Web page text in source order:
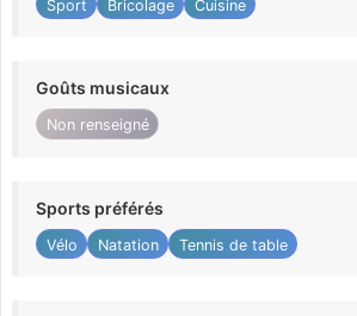
Sport Bricolage Cuisine
Goûts musicaux
Non renseigné
Sports préférés
Vélo Natation Tennis de table